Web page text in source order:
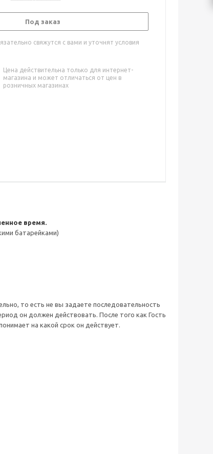
Под заказ
свяжутся с вами и уточнят условия
Цена действительна только для интернет-
магазина и может отличаться от цен в
розничных магазинах
время.
батарейками)
то есть не вы задаете последовательность
он должен действовать. После того как Гость
на какой срок он действует.